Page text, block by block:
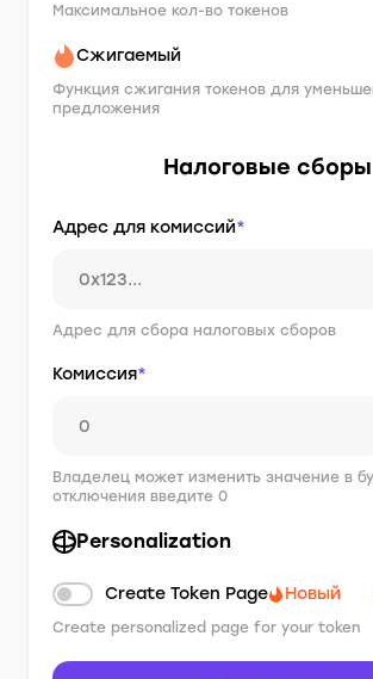
Максимальное кол-во токенов
Сжигаемый
Функция сжигания токенов для
предложения
Налоговые сборы
Адрес для комиссий*
Адрес для сбора налоговых сборов
Комиссия*
Владелец может изменить значение в
отключения введите 0
Personalization
Create Token Page Новый
Create personalized page for your token